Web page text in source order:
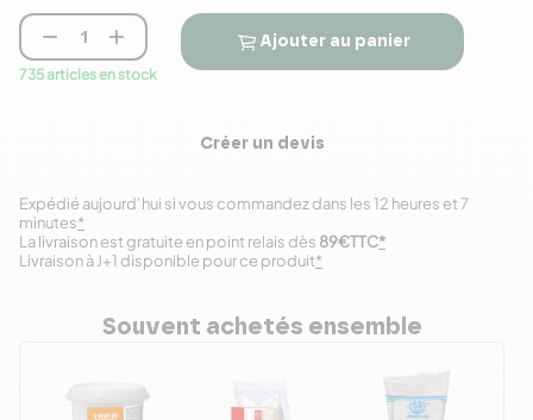
 
735 articles en stock
Ajouter au panier
Créer un devis
Expédié aujourd’hui si vous commandez dans les 12 heures et 7
minutes*
Livraison à J+1 disponible pour ce produit*
La livraison est gratuite en point relais dès 89€TTC*
Souvent achetés ensemble